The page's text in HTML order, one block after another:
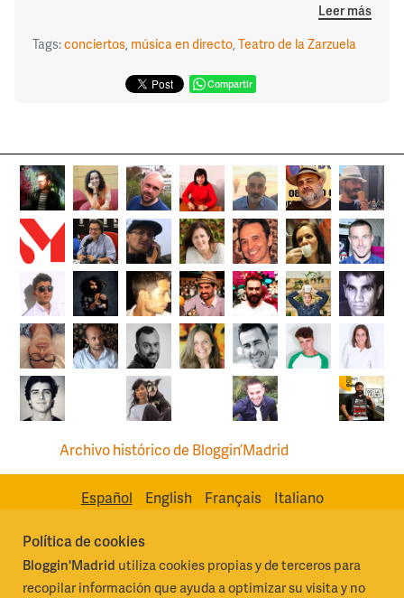
Leer más
Tags:conciertos música en directo Teatro de la Zarzuela
Compartir
Archivo histórico de Bloggin’Madrid
Español English Français Italiano
Madrid Destino Cultura Turismo y Negocio, S.A.
Algunos derechos
Política de cookies
Bloggin'Madrid utiliza cookies propias y de terceros para
recopilar información que ayuda a optimizar su visita y no